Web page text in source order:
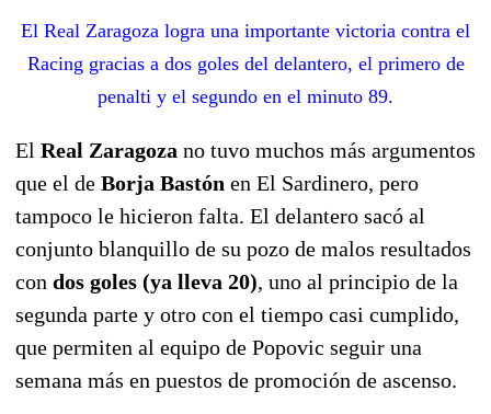
El Real Zaragoza logra una importante victoria contra el
Racing gracias a dos goles del delantero, el primero de
penalti y el segundo en el minuto 89.
El Real Zaragoza no tuvo muchos más argumentos
que el de Borja Bastón en El Sardinero, pero
tampoco le hicieron falta. El delantero sacó al
conjunto blanquillo de su pozo de malos resultados
con dos goles (ya lleva 20), uno al principio de la
segunda parte y otro con el tiempo casi cumplido,
que permiten al equipo de Popovic seguir una
semana más en puestos de promoción de ascenso.